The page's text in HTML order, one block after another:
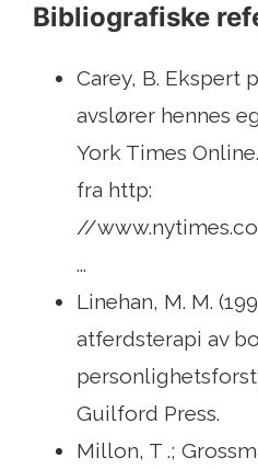
Bibliografiske
Carey, B. Ekspert
avslører hennes
York Times
fra http:
//
...
Linehan, M. M.
atferdsterapi av
Guilford Press.
Millon, T .;